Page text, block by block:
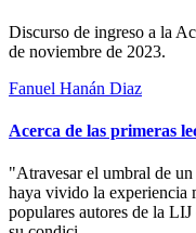
Discurso de ingreso a la
de noviembre de 2023.
Fanuel Hanán Diaz
Acerca de las primeras
"Atravesar el umbral de
haya vivido la experiencia
populares autores de la